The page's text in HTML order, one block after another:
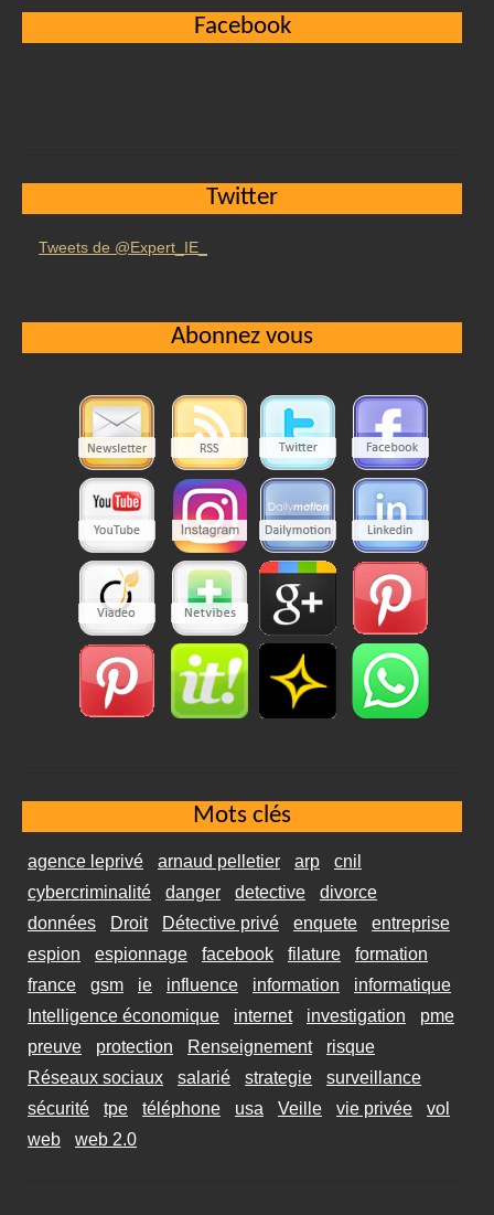
Facebook
Twitter
Tweets de @Expert_IE_
Abonnez vous
Mots clés
agence leprivé arnaud pelletier arp
cnil
cybercriminalité
danger detective
divorce
données
Droit Détective privé enquete
entreprise
espion
espionnage facebook filature
formation
france
gsm ie influence information
informatique
Intelligence économique
internet investigation
pme
preuve
protection Renseignement
risque
Réseaux sociaux
salarié strategie
surveillance
sécurité
tpe téléphone usa Veille vie privée
vol
web
web 2.0